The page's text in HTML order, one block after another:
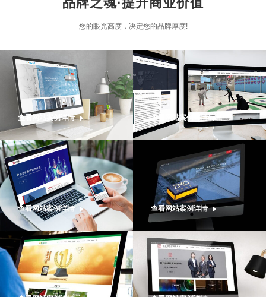
您的眼光高度，决定您的品牌厚度!
查看网站案例详情 查看网站案例详情
查看网站案例详情 查看网站案例详情